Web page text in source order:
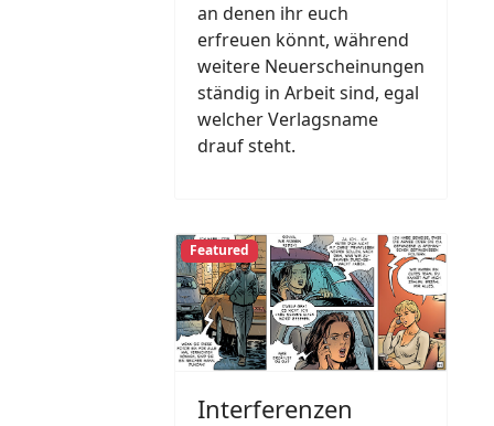
an denen ihr euch
erfreuen könnt, während
weitere Neuerscheinungen
ständig in Arbeit sind, egal
welcher Verlagsname
drauf steht.
Featured
Interferenzen